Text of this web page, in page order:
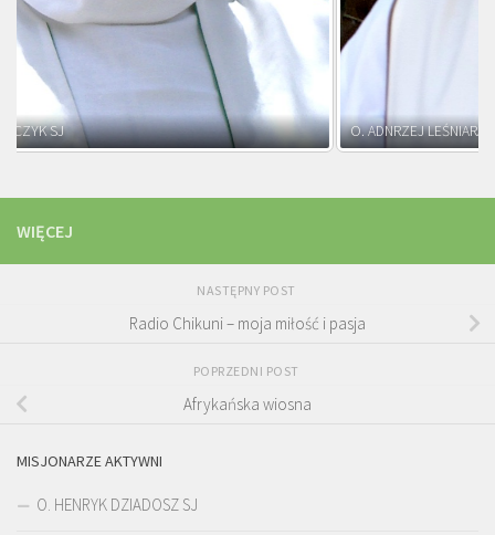
O. ADNRZEJ LEŚNIARA SJ
WIĘCEJ
NASTĘPNY POST
Radio Chikuni – moja miłość i pasja
POPRZEDNI POST
Afrykańska wiosna
MISJONARZE AKTYWNI
O. HENRYK DZIADOSZ SJ